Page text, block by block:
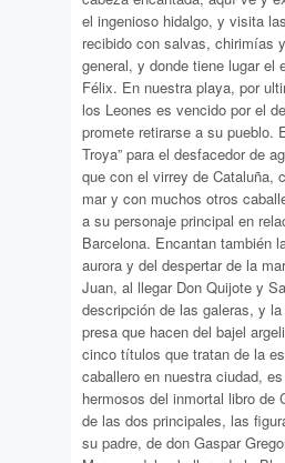
el ingenioso hidalgo, y visita
recibido con salvas, chirimías
general, y donde tiene lugar el
Félix. En nuestra playa, por
los Leones es vencido por el
promete retirarse a su pueblo.
Troya” para el desfacedor de
que con el virrey de Cataluña,
mar y con muchos otros
a su personaje principal en
Barcelona. Encantan también
aurora y del despertar de la
Juan, al llegar Don Quijote y
descripción de las galeras, y
presa que hacen del bajel
cinco títulos que tratan de la
caballero en nuestra ciudad,
hermosos del inmortal libro de
de las dos principales, las
su padre, de don Gaspar